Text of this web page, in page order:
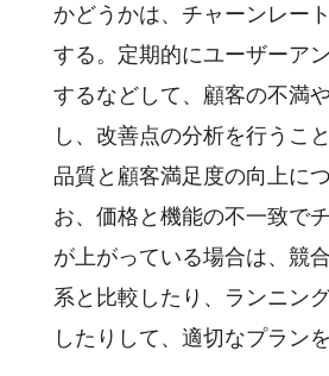
かどうかは、チャーンレー
する。定期的にユーザーア
するなどして、顧客の不満
し、改善点の分析を行うこ
品質と顧客満足度の向上に
お、価格と機能の不一致で
が上がっている場合は、競
系と比較したり、ランニン
したりして、適切なプラン